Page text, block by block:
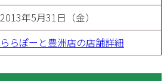
2013年5月31日（金）
ららぽーと豊洲店の店舗詳細